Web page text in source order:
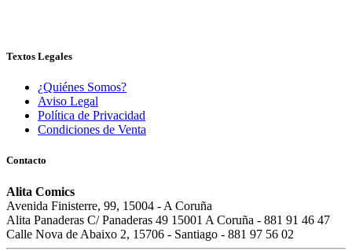
Textos Legales
¿Quiénes Somos?
Aviso Legal
Política de Privacidad
Condiciones de Venta
Contacto
Alita Comics
Avenida Finisterre, 99, 15004 - A Coruña
Alita Panaderas C/ Panaderas 49 15001 A Coruña - 881 91 46 47
Calle Nova de Abaixo 2, 15706 - Santiago - 881 97 56 02